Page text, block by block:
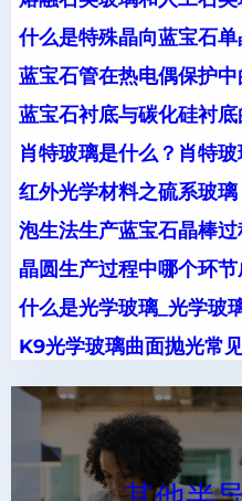
什么是特殊晶向蓝宝石
蓝宝石管在热电偶保护中
蓝宝石衬底与碳化硅衬
肖特玻璃是什么？肖特
红外光学材料之硫系玻璃
泡生法生产蓝宝石晶棒过
晶圆生产过程中哪个环节
什么是光学玻璃_光学玻
K9光学玻璃曲面抛光常